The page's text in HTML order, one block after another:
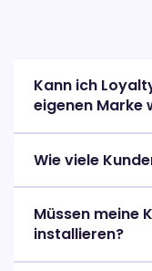
Kann ich
eigenen Marke
Wie viele
Müssen meine
installieren?